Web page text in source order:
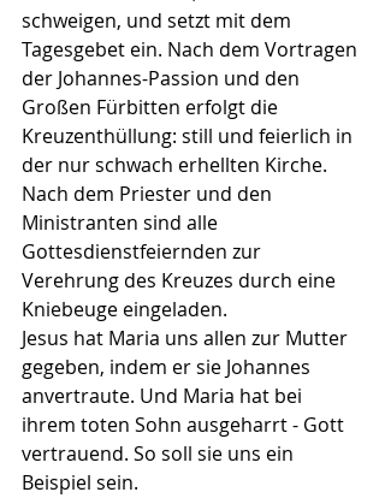
schweigen, und setzt mit dem
Tagesgebet ein. Nach dem Vortragen
der Johannes-Passion und den
Großen Fürbitten erfolgt die
Kreuzenthüllung: still und feierlich in
der nur schwach erhellten Kirche.
Nach dem Priester und den
Ministranten sind alle
Gottesdienstfeiernden zur
Verehrung des Kreuzes durch eine
Kniebeuge eingeladen.
Jesus hat Maria uns allen zur Mutter
gegeben, indem er sie Johannes
anvertraute. Und Maria hat bei
ihrem toten Sohn ausgeharrt - Gott
vertrauend. So soll sie uns ein
Beispiel sein.